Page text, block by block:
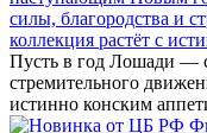
силы, благородства и
коллекция растёт с
Пусть в год Лошади —
стремительного
истинно конским